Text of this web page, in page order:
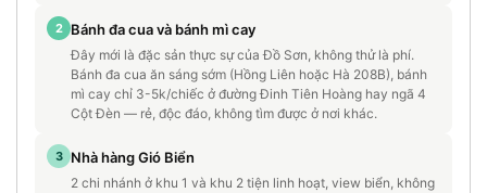
2 Bánh đa cua và bánh mì cay
Đây mới là đặc sản thực sự của Đồ Sơn, không thử là phí.
Bánh đa cua ăn sáng sớm (Hồng Liên hoặc Hà 208B), bánh
mì cay chỉ 3-5k/chiếc ở đường Đinh Tiên Hoàng hay ngã 4
Cột Đèn — rẻ, độc đáo, không tìm được ở nơi khác.
3 Nhà hàng Gió Biển
2 chi nhánh ở khu 1 và khu 2 tiện linh hoạt, view biển, không